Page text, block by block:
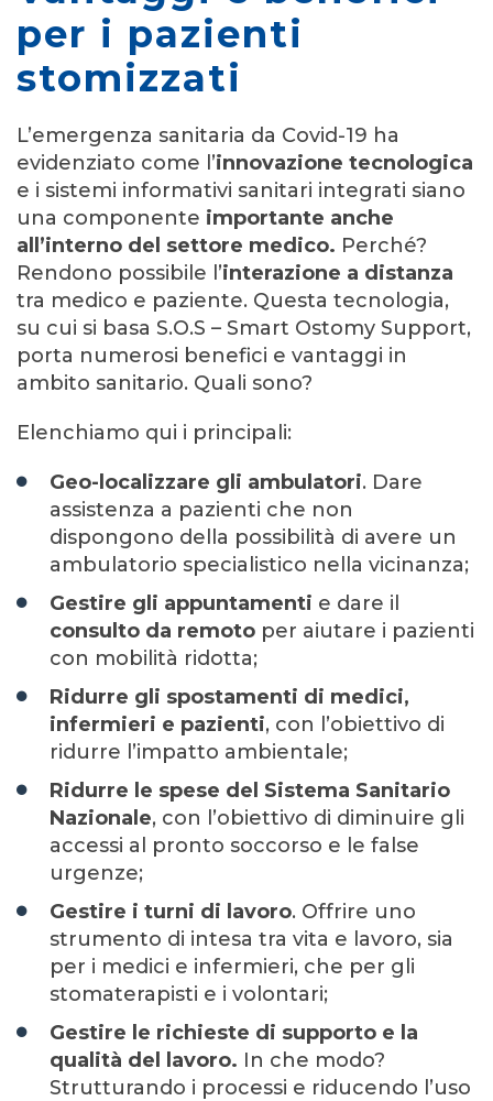
per i pazienti
stomizzati
L’emergenza sanitaria da Covid-19 ha
evidenziato come l’innovazione tecnologica
e i sistemi informativi sanitari integrati siano
una componente importante anche
all’interno del settore medico. Perché?
Rendono possibile l’interazione a distanza
tra medico e paziente. Questa tecnologia,
su cui si basa S.O.S – Smart Ostomy Support,
porta numerosi benefici e vantaggi in
ambito sanitario. Quali sono?
Elenchiamo qui i principali:
Geo-localizzare gli ambulatori. Dare
assistenza a pazienti che non
dispongono della possibilità di avere un
ambulatorio specialistico nella vicinanza;
Gestire gli appuntamenti e dare il
consulto da remoto per aiutare i pazienti
con mobilità ridotta;
Ridurre gli spostamenti di medici,
infermieri e pazienti, con l’obiettivo di
ridurre l’impatto ambientale;
Ridurre le spese del Sistema Sanitario
Nazionale, con l’obiettivo di diminuire gli
accessi al pronto soccorso e le false
urgenze;
Gestire i turni di lavoro. Offrire uno
strumento di intesa tra vita e lavoro, sia
per i medici e infermieri, che per gli
stomaterapisti e i volontari;
Gestire le richieste di supporto e la
qualità del lavoro. In che modo?
Strutturando i processi e riducendo l’uso